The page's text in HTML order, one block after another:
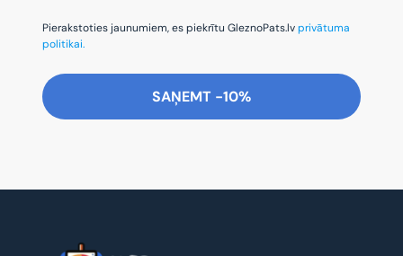
Pierakstoties jaunumiem, es piekrītu GleznoPats.lvprivātuma
politikai.
SAŅEMT -10%